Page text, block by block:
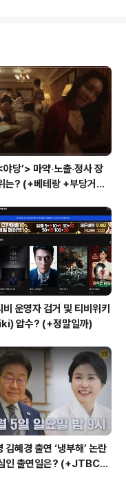
달과
. 그
모습
모른
장에
당’> 마약‧노출‧정사 장
는? (+베테랑 +부당거래
비 운영자 검거 및 티비위키
압수? (+정말일까)
김혜경 출연 ‘냉부해’ 논란
인 출연일은? (+JTBC